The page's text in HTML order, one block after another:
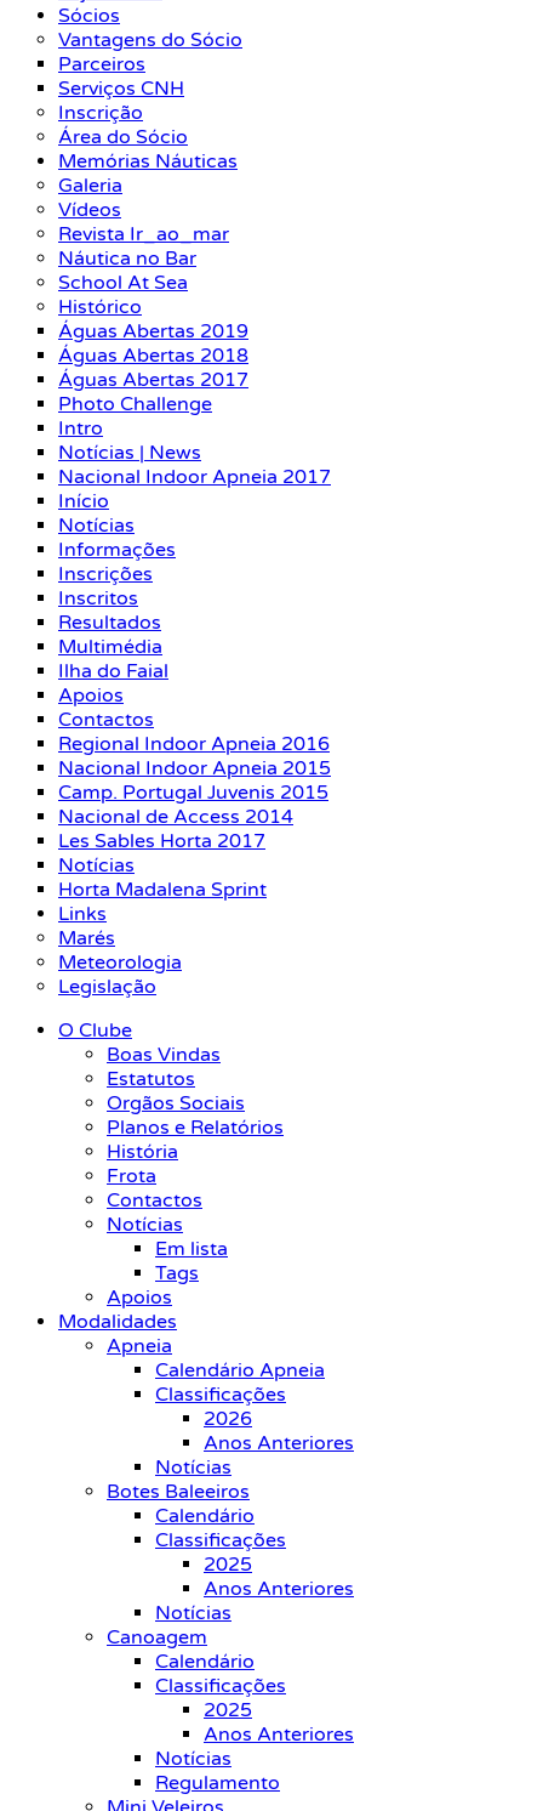
Sócios
Vantagens do Sócio
Parceiros
Serviços CNH
Inscrição
Área do Sócio
Memórias Náuticas
Galeria
Vídeos
Revista Ir_ao_mar
Náutica no Bar
School At Sea
Histórico
Águas Abertas 2019
Águas Abertas 2018
Águas Abertas 2017
Photo Challenge
Intro
Notícias | News
Nacional Indoor Apneia 2017
Início
Notícias
Informações
Inscrições
Inscritos
Resultados
Multimédia
Ilha do Faial
Apoios
Contactos
Regional Indoor Apneia 2016
Nacional Indoor Apneia 2015
Camp. Portugal Juvenis 2015
Nacional de Access 2014
Les Sables Horta 2017
Notícias
Horta Madalena Sprint
Links
Marés
Meteorologia
Legislação
O Clube
Boas Vindas
Estatutos
Orgãos Sociais
Planos e Relatórios
História
Frota
Contactos
Notícias
Em lista
Tags
Apoios
Modalidades
Apneia
Calendário Apneia
Classificações
2026
Anos Anteriores
Notícias
Botes Baleeiros
Calendário
Classificações
2025
Anos Anteriores
Notícias
Canoagem
Calendário
Classificações
2025
Anos Anteriores
Notícias
Regulamento